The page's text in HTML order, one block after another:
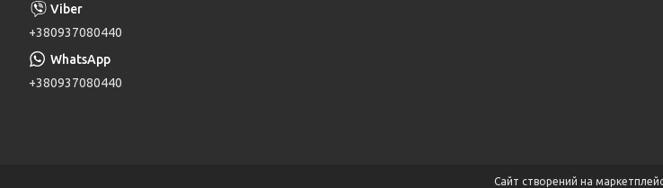
+380937080440
+380937080440
Сайт створений на